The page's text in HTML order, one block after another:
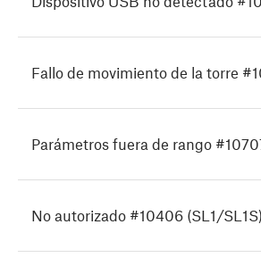
Fallo de movimiento de la torre
Parámetros fuera de rango
No autorizado #10406 (SL1/SL1S)